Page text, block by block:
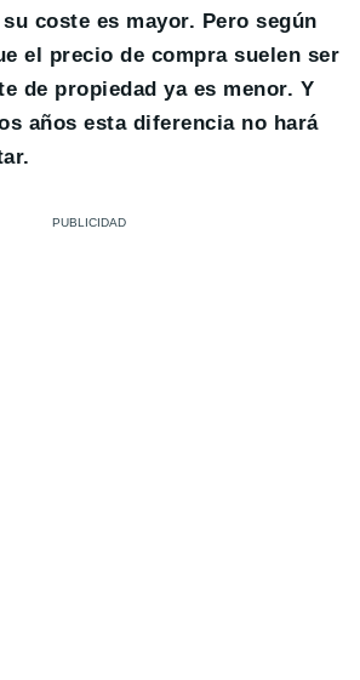
coste es mayor. Pero según
el precio de compra suelen ser
de propiedad ya es menor. Y
años esta diferencia no hará